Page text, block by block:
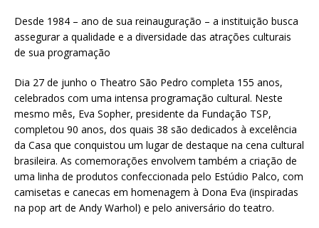
Desde 1984 – ano de sua reinauguração – a instituição busca
assegurar a qualidade e a diversidade das atrações culturais
de sua programação
Dia 27 de junho o Theatro São Pedro completa 155 anos,
celebrados com uma intensa programação cultural. Neste
mesmo mês, Eva Sopher, presidente da Fundação TSP,
completou 90 anos, dos quais 38 são dedicados à excelência
da Casa que conquistou um lugar de destaque na cena cultural
brasileira. As comemorações envolvem também a criação de
uma linha de produtos confeccionada pelo Estúdio Palco, com
camisetas e canecas em homenagem à Dona Eva (inspiradas
na pop art de Andy Warhol) e pelo aniversário do teatro.